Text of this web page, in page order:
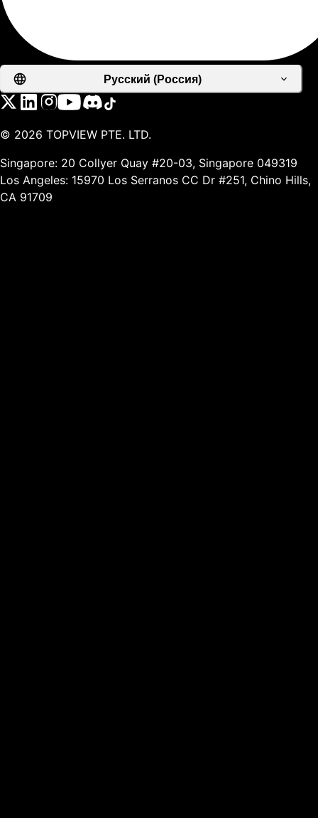
Русский (Россия)
© 2026 TOPVIEW PTE. LTD.
Singapore: 20 Collyer Quay #20-03, Singapore 049319
Los Angeles: 15970 Los Serranos CC Dr #251, Chino Hills,
CA 91709